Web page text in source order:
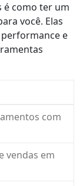
é como ter um
você. Elas
e
com
vendas em